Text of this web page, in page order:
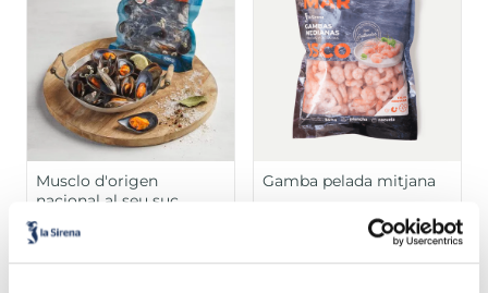
Musclo d'origen
nacional al seu suc
3,99 €
Gamba pelada mitjana
Bossa 360g